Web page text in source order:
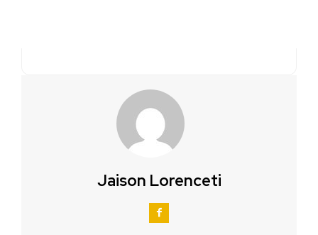
Jaison Lorenceti